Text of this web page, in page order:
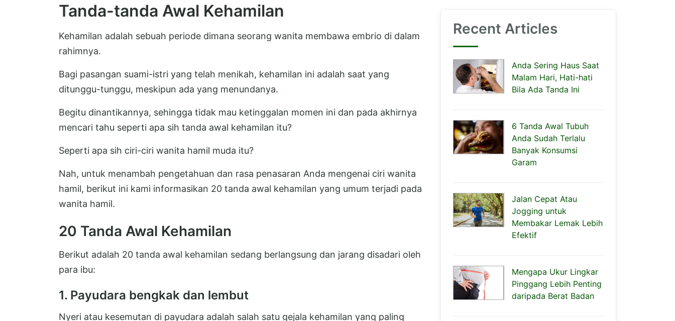
Tanda-tanda Awal Kehamilan
Kehamilan adalah sebuah periode dimana seorang wanita membawa embrio di dalam
rahimnya.
Bagi pasangan suami-istri yang telah menikah, kehamilan ini adalah saat yang
ditunggu-tunggu, meskipun ada yang menundanya.
Begitu dinantikannya, sehingga tidak mau ketinggalan momen ini dan pada akhirnya
mencari tahu seperti apa sih tanda awal kehamilan itu?
Seperti apa sih ciri-ciri wanita hamil muda itu?
Nah, untuk menambah pengetahuan dan rasa penasaran Anda mengenai ciri wanita
hamil, berikut ini kami informasikan 20 tanda awal kehamilan yang umum terjadi pada
wanita hamil.
20 Tanda Awal Kehamilan
Berikut adalah 20 tanda awal kehamilan sedang berlangsung dan jarang disadari oleh
para ibu:
1. Payudara bengkak dan lembut
Nyeri atau kesemutan di payudara adalah salah satu gejala kehamilan yang paling
Recent Articles
Anda Sering Haus Saat
Malam Hari, Hati-hati
Bila Ada Tanda Ini
6 Tanda Awal Tubuh
Anda Sudah Terlalu
Banyak Konsumsi
Garam
Jalan Cepat Atau
Jogging untuk
Membakar Lemak Lebih
Efektif
Mengapa Ukur Lingkar
Pinggang Lebih Penting
daripada Berat Badan